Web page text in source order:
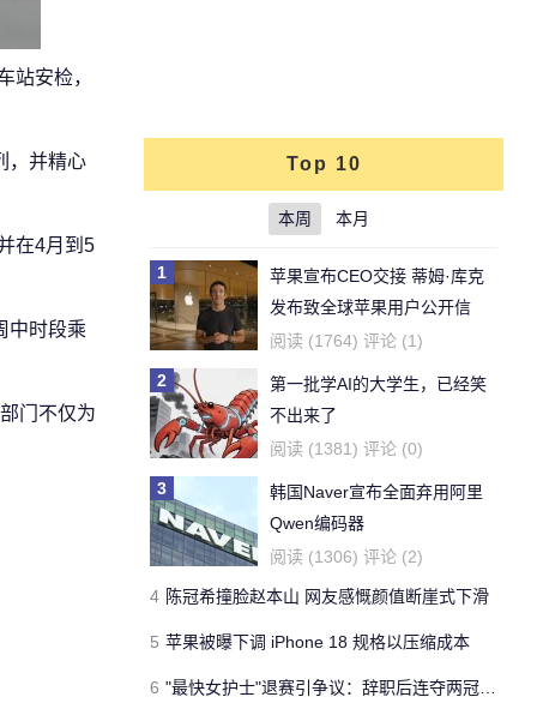
站安检，
，并精心
在4月到5
中时段乘
门不仅为
Top 10
本周 本月
1
苹果宣布CEO交接 蒂姆·库克
发布致全球苹果用户公开信
阅读 (1764) 评论 (1)
2
第一批学AI的大学生，已经笑
不出来了
阅读 (1381) 评论 (0)
3
韩国Naver宣布全面弃用阿里
Qwen编码器
阅读 (1306) 评论 (2)
4 陈冠希撞脸赵本山 网友感慨颜值断崖式下滑
5 苹果被曝下调 iPhone 18 规格以压缩成本
6 "最快女护士"退赛引争议：辞职后连夺两冠折现超20万